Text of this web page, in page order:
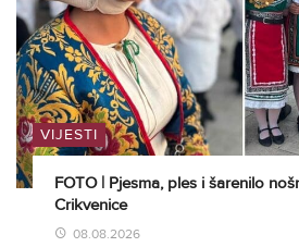
VIJESTI
FOTO | Pjesma, ples i šarenilo
Crikvenice
08.08.2026